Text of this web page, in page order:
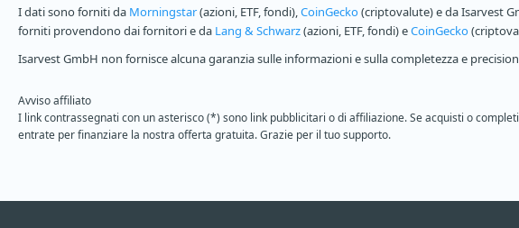
I dati sono forniti da Morningstar(azioni, ETF, fondi),CoinGecko(criptovalute) e da Isarvest
forniti provendono dai fornitori e da Lang & Schwarz(azioni, ETF, fondi) eCoinGecko
Isarvest GmbH non fornisce alcuna garanzia sulle informazioni e sulla completezza e
Avviso affiliato
I link contrassegnati con un asterisco (*) sono link pubblicitari o di affiliazione. Se acquisti o
entrate per finanziare la nostra offerta gratuita. Grazie per il tuo supporto.